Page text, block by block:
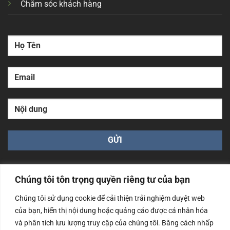
Chúng tôi tôn trọng quyền riêng tư của bạn
Chúng tôi sử dụng cookie để cải thiện trải nghiệm duyệt web
của bạn, hiển thị nội dung hoặc quảng cáo được cá nhân hóa
và phân tích lưu lượng truy cập của chúng tôi. Bằng cách nhấp
bán lẻ, hay kho vận, Xprinter đều có thể đáp ứng vượt
Liên hệ với chúng tôi ngay hôm nay qua hotline:
Download Drive Video Categories
Chăm sóc khách hàng
Công ty TNHH Nam Bình Xương - Số ĐKKD: 0108783483
cấp ngày 14/06/2019 bởi Sở Kế Hoạch và Đầu Tư Tp. Hà